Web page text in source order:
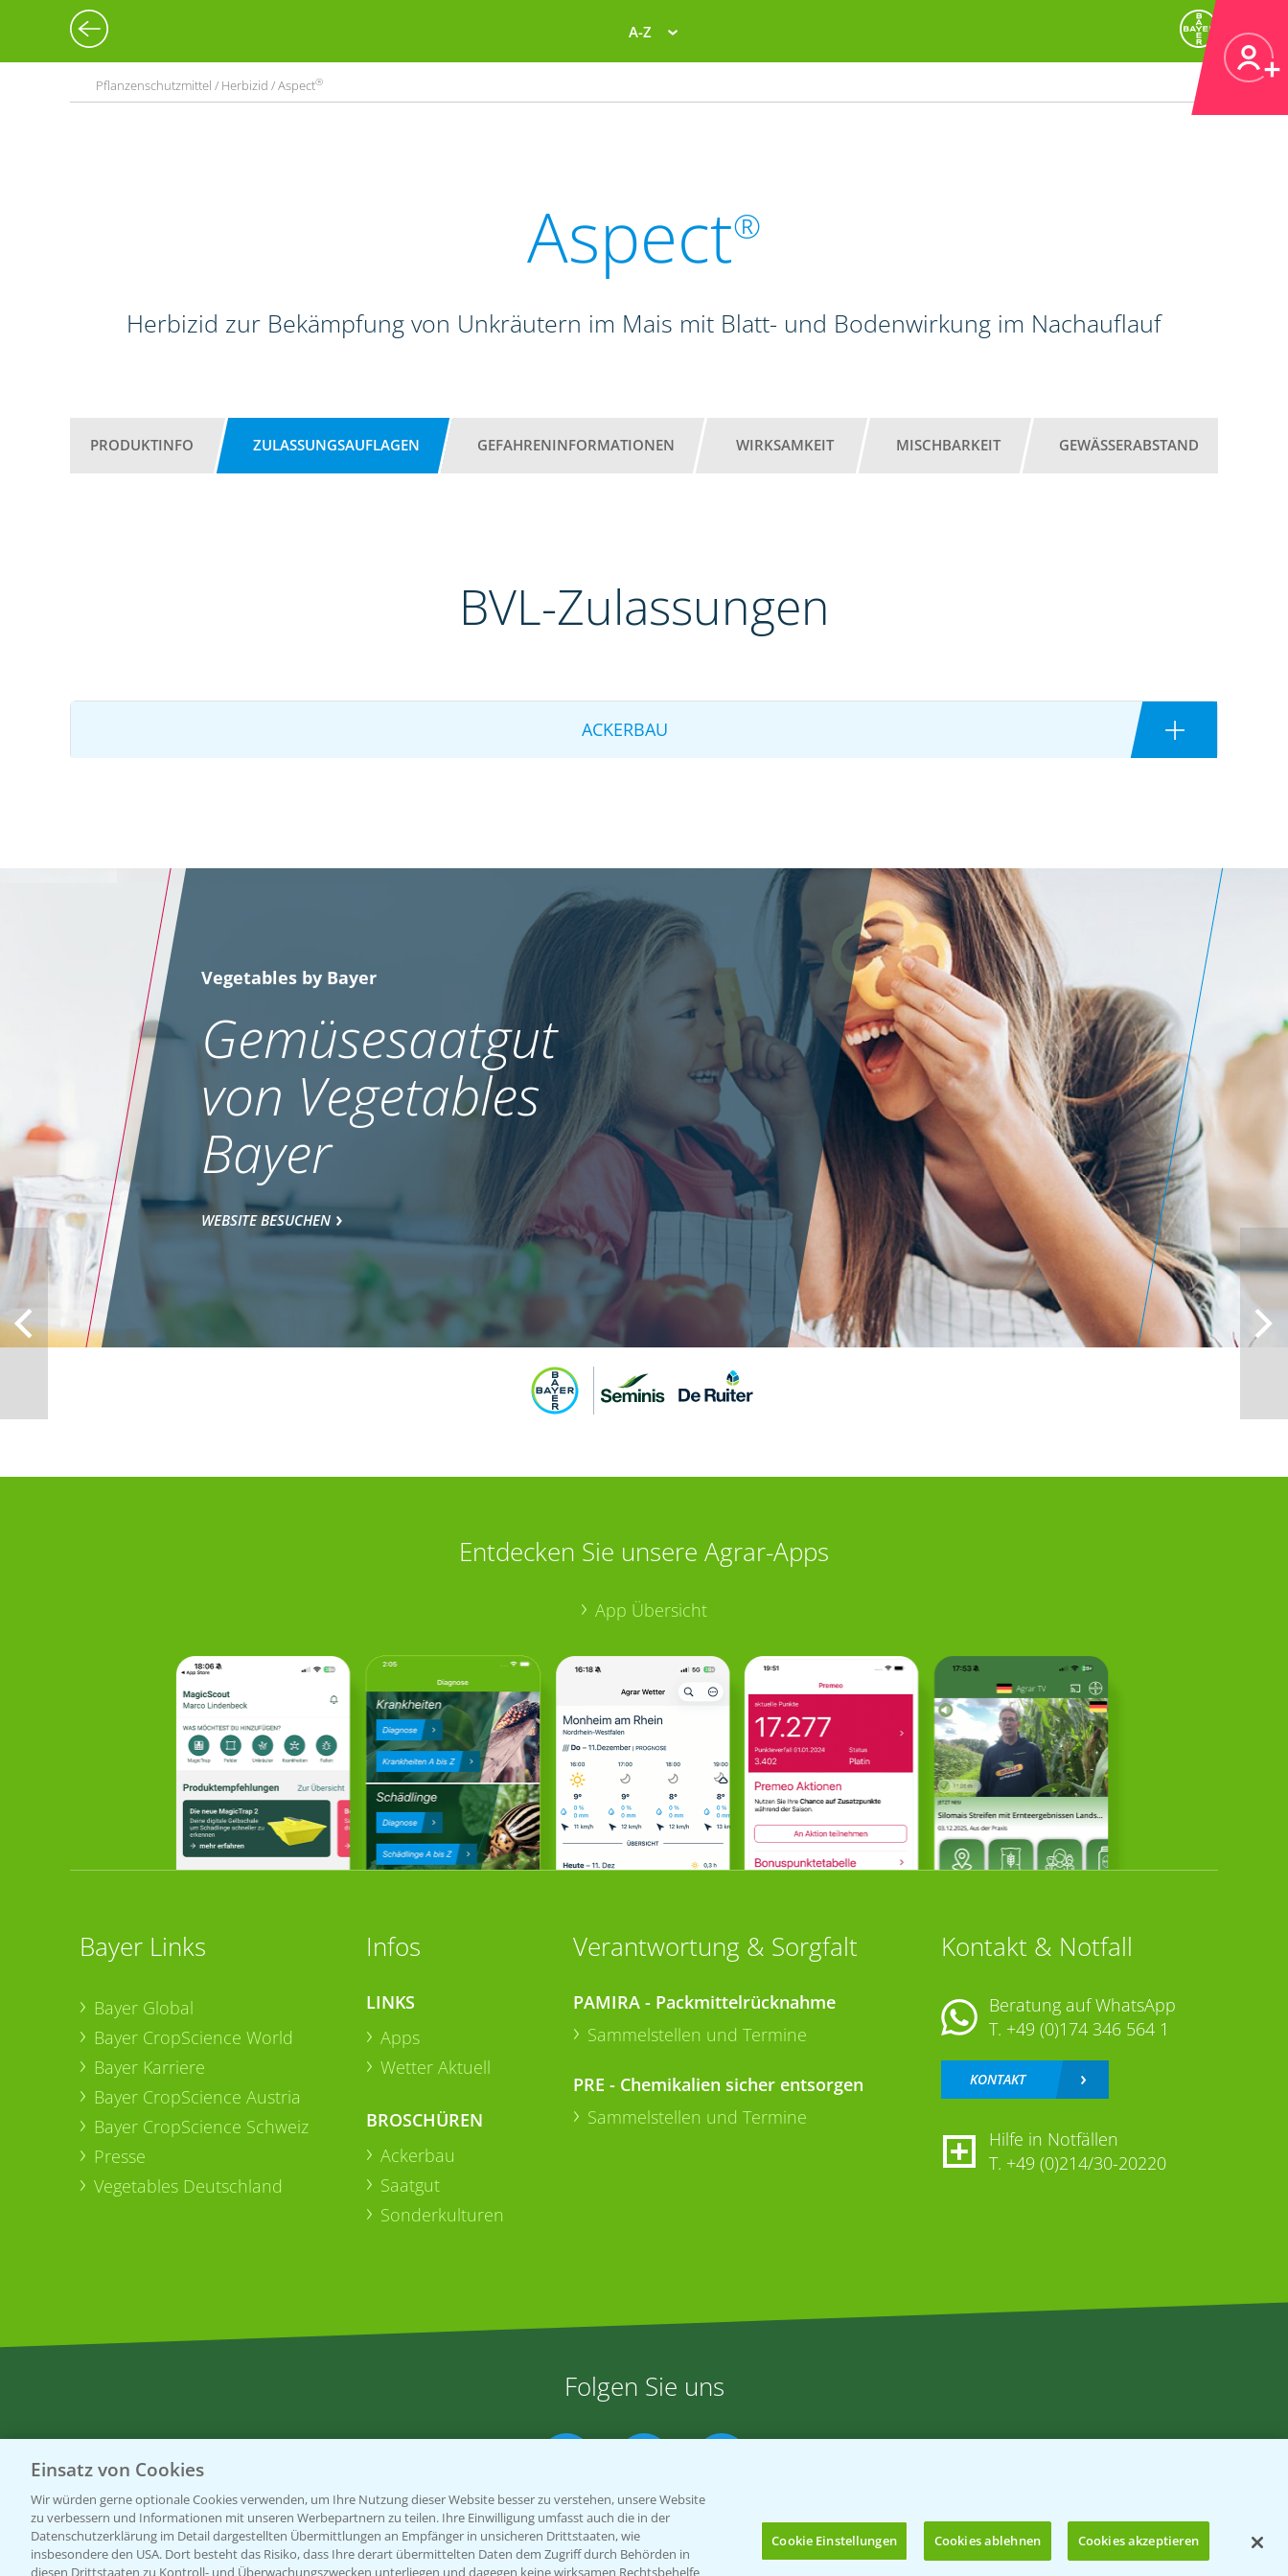
A-Z
Pflanzenschutzmittel / Herbizid / Aspect®
Aspect®
Herbizid zur Bekämpfung von Unkräutern im Mais mit Blatt- und Bodenwirkung im Nachauflauf
PRODUKTINFO ZULASSUNGSAUFLAGEN GEFAHRENINFORMATIONEN WIRKSAMKEIT MISCHBARKEIT GEWÄSSERABSTAND
BVL-Zulassungen
ACKERBAU
Vegetables by Bayer
Gemüsesaatgut
von Vegetables
Bayer
WEBSITE BESUCHEN
Entdecken Sie unsere Agrar-Apps
App Übersicht
Bayer Links
Bayer Global
Bayer CropScience World
Bayer Karriere
Bayer CropScience Austria
Bayer CropScience Schweiz
Presse
Vegetables Deutschland
Infos
LINKS
Apps
Wetter Aktuell
BROSCHÜREN
Ackerbau
Saatgut
Sonderkulturen
Verantwortung & Sorgfalt
PAMIRA - Packmittelrücknahme
Sammelstellen und Termine
PRE - Chemikalien sicher entsorgen
Sammelstellen und Termine
Kontakt & Notfall
Beratung auf WhatsApp
T. +49 (0)174 346 564 1
KONTAKT
Hilfe in Notfällen
T. +49 (0)214/30-20220
Folgen Sie uns
Einsatz von Cookies
Wir würden gerne optionale Cookies verwenden, um Ihre Nutzung dieser Website besser zu verstehen, unsere Website
zu verbessern und Informationen mit unseren Werbepartnern zu teilen. Ihre Einwilligung umfasst auch die in der
Datenschutzerklärung im Detail dargestellten Übermittlungen an Empfänger in unsicheren Drittstaaten, wie
insbesondere den USA. Dort besteht das Risiko, dass Ihre derart übermittelten Daten dem Zugriff durch Behörden in
diesen Drittstaaten zu Kontroll- und Überwachungszwecken unterliegen und dagegen keine wirksamen Rechtsbehelfe
Cookie Einstellungen Cookies ablehnen Cookies akzeptieren